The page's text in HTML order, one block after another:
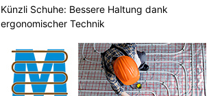
Künzli Schuhe: Bessere Haltung dank
ergonomischer Technik